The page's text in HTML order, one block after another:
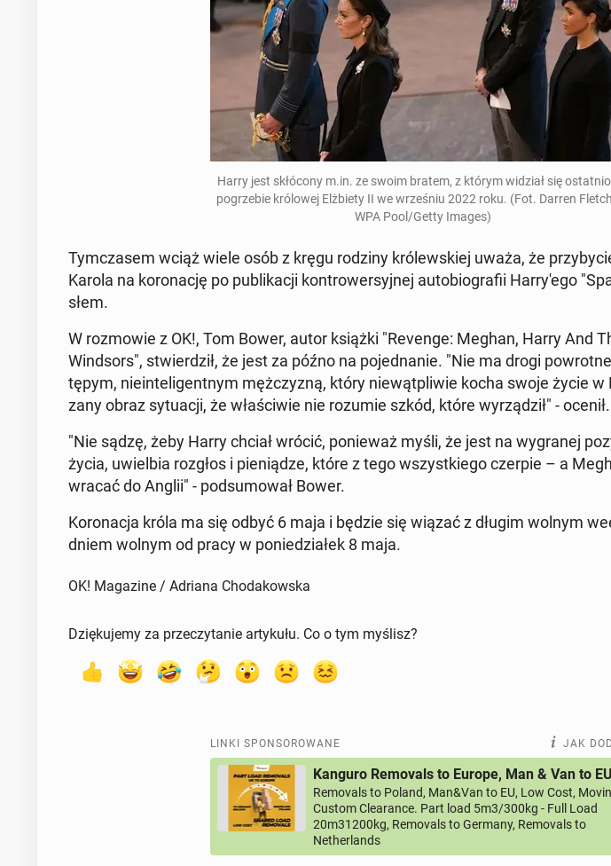
Harry jest skłó­co­ny m.in. ze swoim bratem, z którym widział się
po­grze­bie kró­lo­wej Elż­bie­ty II we wrze­śniu 2022 roku. (Fot. Darren
WPA Pool/Getty Images)
Tym­cza­sem wciąż wiele osób z kręgu rodziny kró­lew­skiej uważa, że
Karola na ko­ro­na­cję po pu­bli­ka­cji kon­tro­wer­syj­nej au­to­bio­gra­fii Har­ry­'e­go
słem.
W roz­mo­wie z OK!, Tom Bower, autor książki "Revenge: Meghan, Harry And
Wind­sors", stwier­dził, że jest za późno na po­jed­na­nie. "Nie ma drogi
tępym, nie­in­te­li­gent­nym męż­czy­zną, który nie­wąt­pli­wie kocha swoje życie
za­ny obraz sy­tu­acji, że wła­ści­wie nie rozumie szkód, które wy­rzą­dził" - ocenił.
"Nie sądzę, żeby Harry chciał wrócić, po­nie­waż myśli, że jest na wy­gra­nej
życia, uwiel­bia rozgłos i pie­nią­dze, które z tego wszyst­kie­go czerpie – a
wracać do Anglii" - pod­su­mo­wał Bower.
Ko­ro­na­cja króla ma się odbyć 6 maja i będzie się wiązać z długim wolnym
dniem wolnym od pracy w po­nie­dzia­łek 8 maja.
OK! Magazine / Adriana Chodakowska
Dziękujemy za przeczytanie artykułu. Co o tym myślisz?
LINKI SPONSOROWANE JAK
Kanguro Removals to Europe, Man & Van to EU
Removals to Poland, Man&Van to EU, Low Cost,
Custom Clearance. Part load 5m3/300kg - Full Load
20m31200kg, Removals to Germany, Removals to
Netherlands